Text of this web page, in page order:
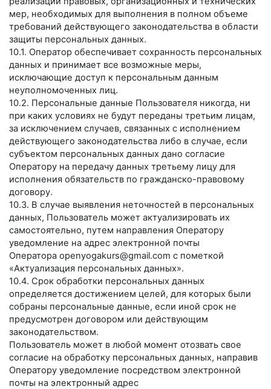
мер, необходимых для выполнения в полном объеме
требований действующего законодательства в области
защиты персональных данных.
10.1. Оператор обеспечивает сохранность персональных
данных и принимает все возможные меры,
исключающие доступ к персональным данным
неуполномоченных лиц.
10.2. Персональные данные Пользователя никогда, ни
при каких условиях не будут переданы третьим лицам,
за исключением случаев, связанных с исполнением
действующего законодательства либо в случае, если
субъектом персональных данных дано согласие
Оператору на передачу данных третьему лицу для
исполнения обязательств по гражданско-правовому
договору.
10.3. В случае выявления неточностей в персональных
данных, Пользователь может актуализировать их
самостоятельно, путем направления Оператору
уведомление на адрес электронной почты
Оператора openyogakurs@gmail.com с пометкой
«Актуализация персональных данных».
10.4. Срок обработки персональных данных
определяется достижением целей, для которых были
собраны персональные данные, если иной срок не
предусмотрен договором или действующим
законодательством.
Пользователь может в любой момент отозвать свое
согласие на обработку персональных данных, направив
Оператору уведомление посредством электронной
почты на электронный адрес